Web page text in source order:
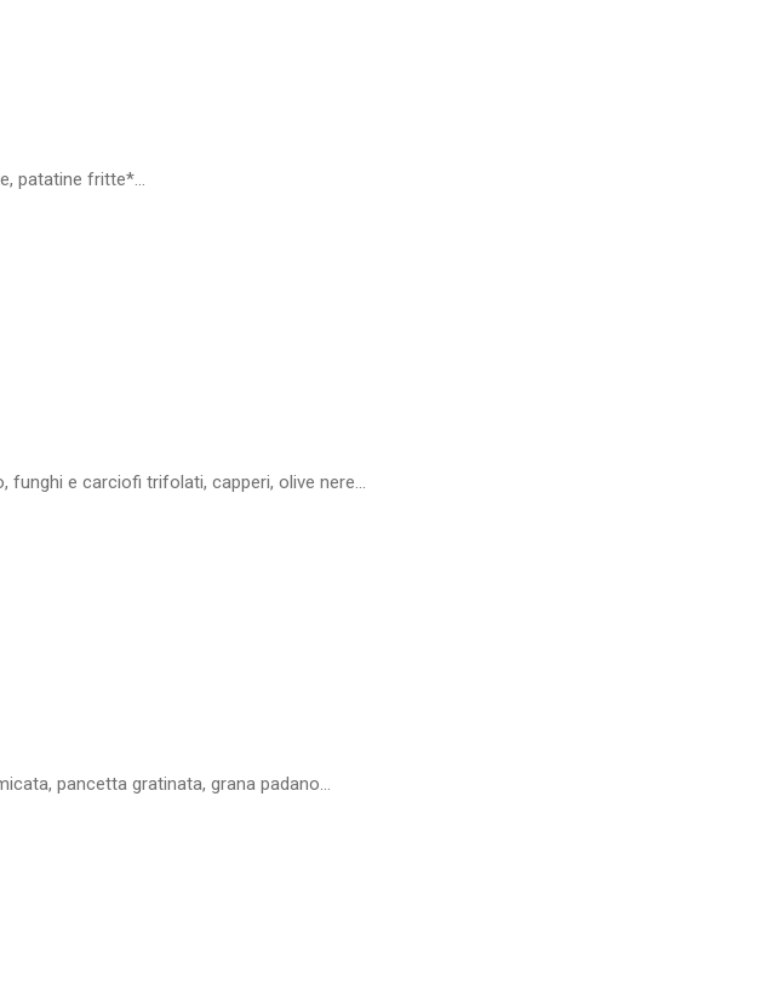
patatine fritte*...
e carciofi trifolati, capperi, olive nere...
pancetta gratinata, grana padano...